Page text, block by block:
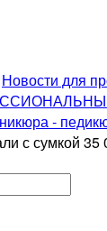
Новости для
-
с сумкой